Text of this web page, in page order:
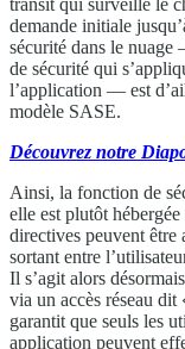
demande initiale
sécurité dans le
de sécurité qui
l’application — est
modèle SASE.
Découvrez notre
Ainsi, la fonction de
elle est plutôt
directives peuvent être
sortant entre
Il s’agit alors
via un accès réseau
garantit que seuls les
application peuvent